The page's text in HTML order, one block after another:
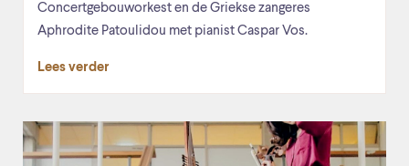
Concertgebouworkest en de Griekse zangeres
Aphrodite Patoulidou met pianist Caspar Vos.
Lees verder